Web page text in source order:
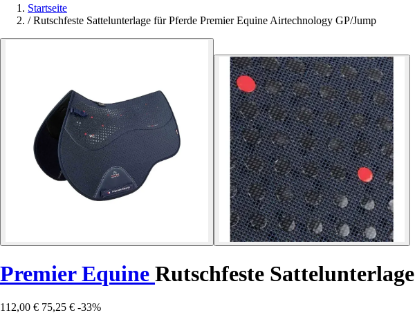
Startseite
/ Rutschfeste Sattelunterlage für Pferde Premier Equine Airtechnology GP/Jump
Premier Equine Rutschfeste
112,00 € 75,25 € -33%